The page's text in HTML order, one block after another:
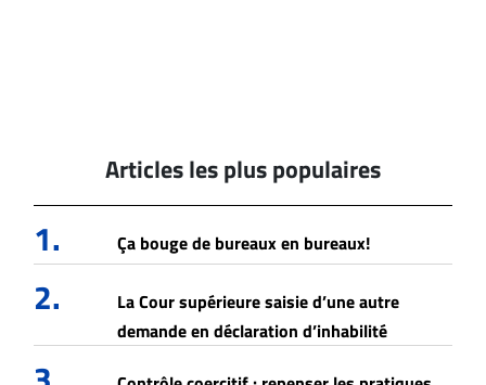
Articles les plus populaires
1. Ça bouge de bureaux en bureaux!
2.
La Cour supérieure saisie d’une autre
demande en déclaration d’inhabilité